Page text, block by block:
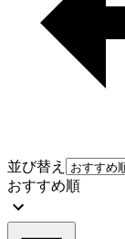
並び替え
おすすめ順